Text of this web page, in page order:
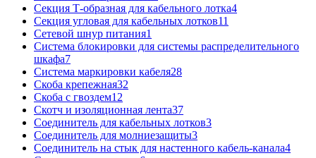
Секция Т-образная для кабельного лотка4
Секция угловая для кабельных лотков11
Сетевой шнур питания1
Система блокировки для системы распределительного
шкафа7
Система маркировки кабеля28
Скоба крепежная32
Скоба с гвоздем12
Скотч и изоляционная лента37
Соединитель для кабельных лотков3
Соединитель для молниезащиты3
Соединитель на стык для настенного кабель-канала4